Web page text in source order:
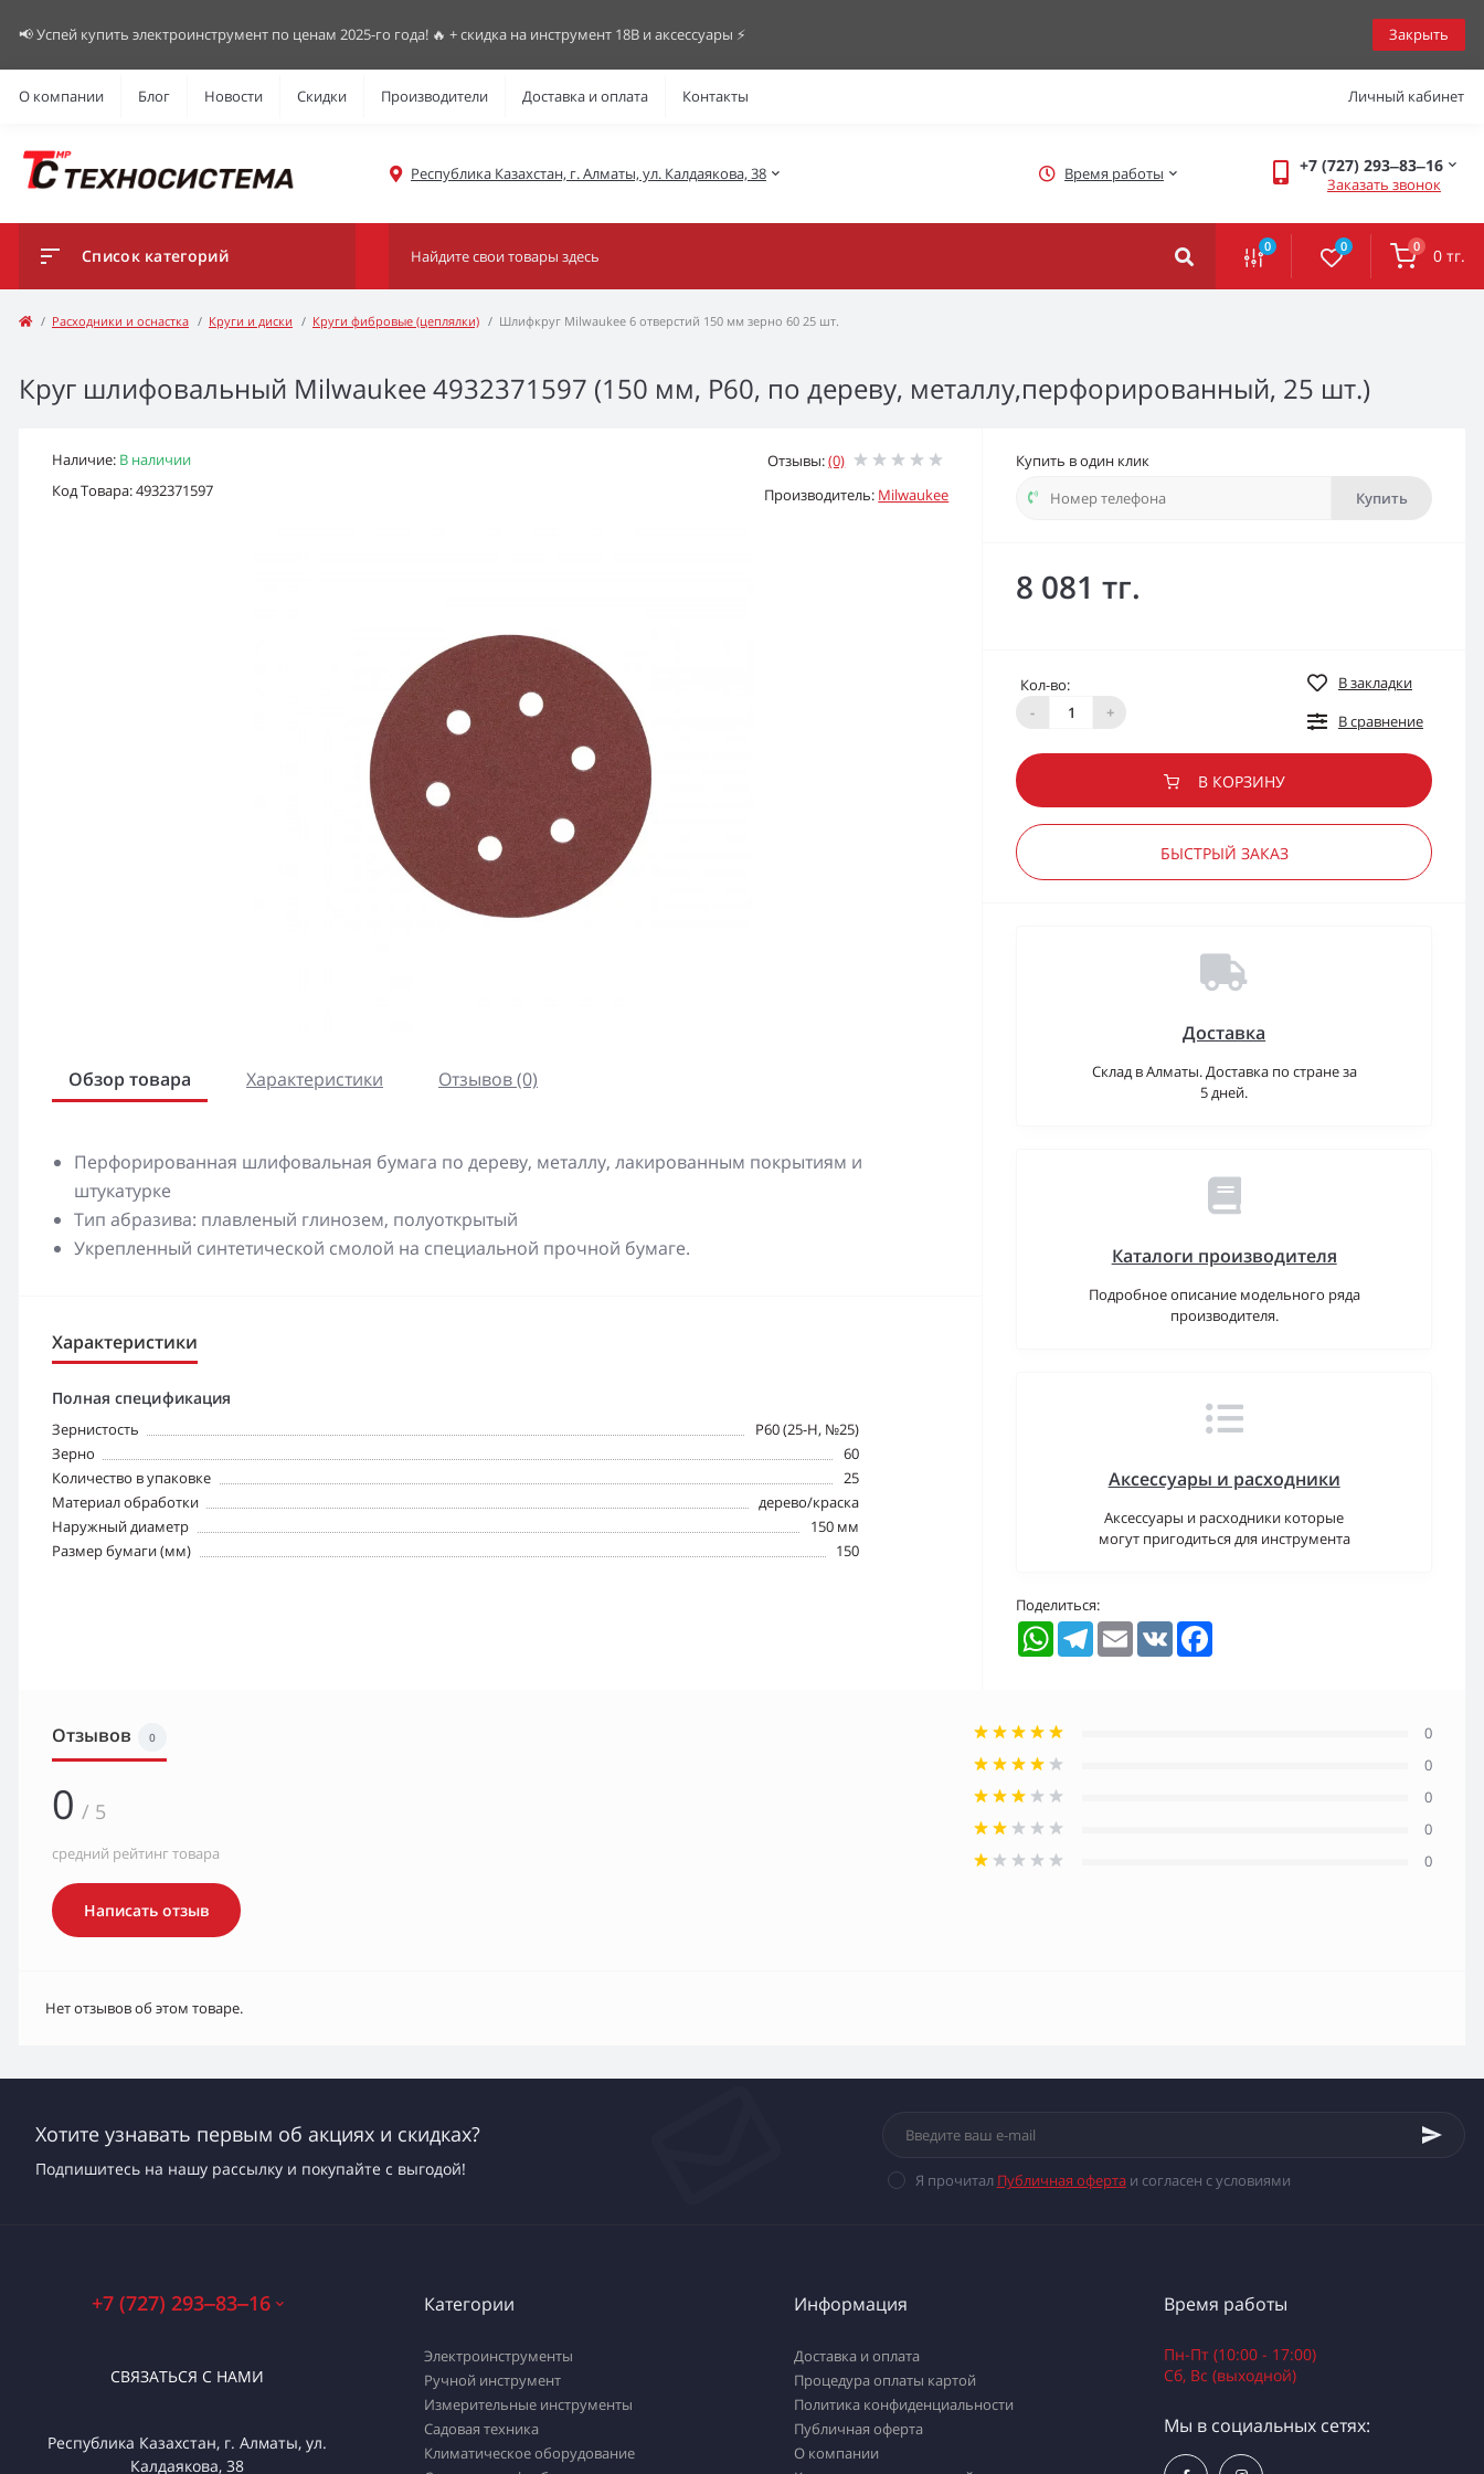
📢 Успей купить электроинструмент по ценам 2025-го года! 🔥 + скидка на инструмент 18В и аксессуары ⚡️ Закрыть
О компании Блог Новости Скидки Производители Доставка и оплата Контакты Личный кабинет
Республика Казахстан, г. Алматы, ул. Калдаякова, 38 Время работы +7 (727) 293‒83‒16
Заказать звонок
Список категорий 0 0 0 0 тг.
Расходники и оснастка Круги и диски Круги фибровые (цеплялки) Шлифкруг Milwaukee 6 отверстий 150 мм зерно 60 25 шт.
Круг шлифовальный Milwaukee 4932371597 (150 мм, P60, по дереву, металлу,перфорированный, 25 шт.)
Наличие: В наличии
Код Товара: 4932371597
Отзывы:(0)
Производитель: Milwaukee
Обзор товара Характеристики Отзывов (0)
Перфорированная шлифовальная бумага по дереву, металлу, лакированным покрытиям и
штукатурке
Тип абразива: плавленый глинозем, полуоткрытый
Укрепленный синтетической смолой на специальной прочной бумаге.
Характеристики
Полная спецификация
Зернистость
P60 (25-Н, №25)
Зерно
60
Количество в упаковке
25
Материал обработки
дерево/краска
Наружный диаметр
150 мм
Размер бумаги (мм)
150
Купить в один клик
Купить
8 081 тг.
Кол-во:
-
+
В закладки
В сравнение
В КОРЗИНУ
БЫСТРЫЙ ЗАКАЗ
Доставка
Склад в Алматы. Доставка по стране за
5 дней.
Каталоги производителя
Подробное описание модельного ряда
производителя.
Аксессуары и расходники
Аксессуары и расходники которые
могут пригодиться для инструмента
Поделиться:
WhatsAppTelegramEmail VK
Отзывов 0
0 / 5
средний рейтинг товара
Написать отзыв
0
0
0
0
0
Нет отзывов об этом товаре.
Хотите узнавать первым об акциях и скидках?
Подпишитесь на нашу рассылку и покупайте с выгодой!
Я прочитал Публичная офертаи согласен с условиями
+7 (727) 293‒83‒16
СВЯЗАТЬСЯ С НАМИ
Республика Казахстан, г. Алматы, ул.
Калдаякова, 38
Категории
Электроинструменты
Ручной инструмент
Измерительные инструменты
Садовая техника
Климатическое оборудование
Информация
Доставка и оплата
Процедура оплаты картой
Политика конфиденциальности
Публичная оферта
О компании
Время работы
Пн-Пт (10:00 - 17:00)
Сб, Вс (выходной)
Мы в социальных сетях: